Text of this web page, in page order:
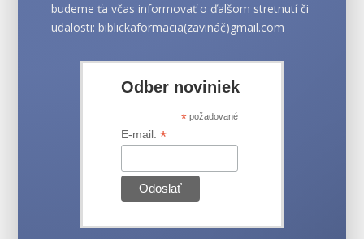
budeme ťa včas informovať o ďalšom stretnutí či
udalosti: biblickaformacia(zavináč)gmail.com
Odber noviniek
*požadované
E-mail: *